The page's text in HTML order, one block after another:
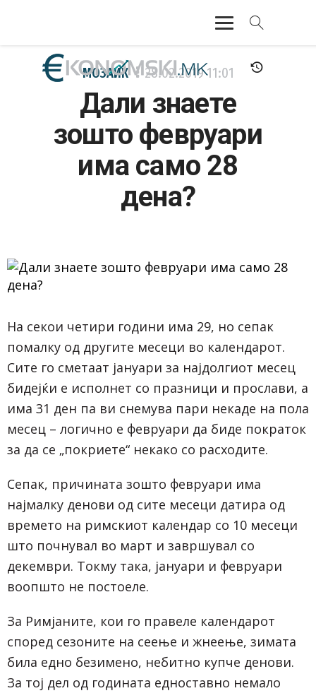
АКТУЕЛНО
ЕКОНОМИЈА
ФИНАНСИИ
БАНКАРСТВО
МОЗАИК 28.02.201911:01
Дали знаете
зошто февруари
има само 28
дена?
На секои четири години има 29, но сепак
помалку од другите месеци во календарот.
Сите го сметаат јануари за најдолгиот месец
бидејќи е исполнет со празници и прослави, а
има 31 ден па ви снемува пари некаде на пола
месец – логично е февруари да биде пократок
за да се „покриете“ некако со расходите.
Сепак, причината зошто февруари има
најмалку денови од сите месеци датира од
времето на римскиот календар со 10 месеци
што почнувал во март и завршувал со
декември. Токму така, јануари и февруари
воопшто не постоеле.
За Римјаните, кои го правеле календарот
според сезоните на сеење и жнеење, зимата
била едно безимено, небитно купче денови.
За тој дел од годината едноставно немало